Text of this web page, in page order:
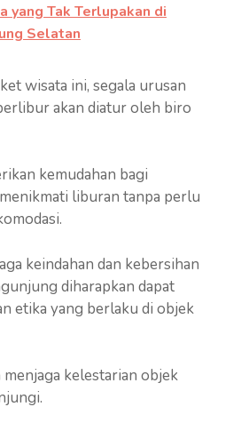
yang Tak Terlupakan di
Selatan
wisata ini, segala urusan
akan diatur oleh biro
kemudahan bagi
liburan tanpa perlu
keindahan dan kebersihan
diharapkan dapat
etika yang berlaku di objek
menjaga kelestarian objek